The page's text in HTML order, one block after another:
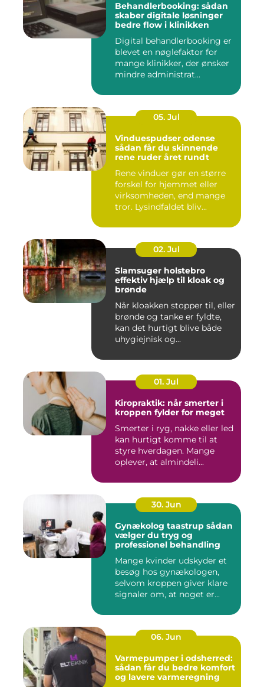
Behandlerbooking: sådan
skaber digitale løsninger
bedre flow i klinikken
Digital behandlerbooking er
blevet en nøglefaktor for
mange klinikker, der ønsker
mindre administrat...
05. Jul
Vinduespudser odense
sådan får du skinnende
rene ruder året rundt
Rene vinduer gør en større
forskel for hjemmet eller
virksomheden, end mange
tror. Lysindfaldet bliv...
02. Jul
Slamsuger holstebro
effektiv hjælp til kloak og
brønde
Når kloakken stopper til, eller
brønde og tanke er fyldte,
kan det hurtigt blive både
uhygiejnisk og...
01. Jul
Kiropraktik: når smerter i
kroppen fylder for meget
Smerter i ryg, nakke eller led
kan hurtigt komme til at
styre hverdagen. Mange
oplever, at almindeli...
30. Jun
Gynækolog taastrup sådan
vælger du tryg og
professionel behandling
Mange kvinder udskyder et
besøg hos gynækologen,
selvom kroppen giver klare
signaler om, at noget er...
06. Jun
Varmepumper i odsherred:
sådan får du bedre komfort
og lavere varmeregning